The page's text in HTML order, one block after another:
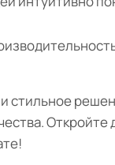
стильное